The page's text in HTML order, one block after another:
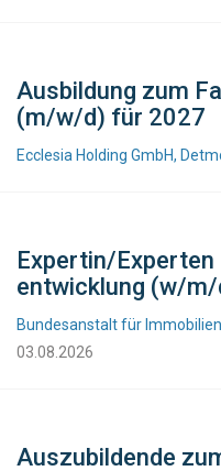
Ausbildung zum
(m/w/d) für 2027
Ecclesia Holding GmbH,
Expertin/
entwicklung (w/
Bundesanstalt für
03.08.2026
Auszubildende